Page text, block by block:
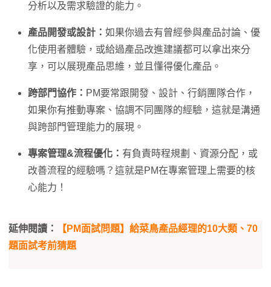
分析以及需求驗證的能力。
產品開發或設計： 如果你過去有曾經參與產品討論、優
化使用者體驗，或給過產品改進建議都可以拿出來分
享，可以展現產品思維，並且懂得優化產品。
跨部門協作： PM要常跟開發、設計、行銷團隊合作，
如果你有推動專案、協調不同團隊的經驗，這就是溝通
與跨部門管理能力的展現。
專案管理&流程優化： 有負責時程規劃、資源分配，或
改善流程的經驗嗎？這就是PM在專案管理上需要的核
心能力！
延伸閱讀：
【PM面試問題】給菜鳥產品經理的10大類、70
題面試考前猜題